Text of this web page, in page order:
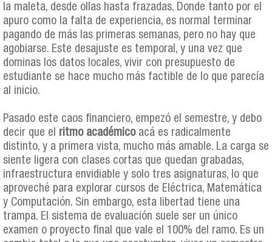
la maleta, desde ollas hasta frazadas. Donde tanto por el
apuro como la falta de experiencia, es normal terminar
pagando de más las primeras semanas, pero no hay que
agobiarse. Este desajuste es temporal, y una vez que
dominas los datos locales, vivir con presupuesto de
estudiante se hace mucho más factible de lo que parecía
al inicio.
Pasado este caos financiero, empezó el semestre, y debo
decir que el ritmo académicoacá es radicalmente
distinto, y a primera vista, mucho más amable. La carga se
siente ligera con clases cortas que quedan grabadas,
infraestructura envidiable y solo tres asignaturas, lo que
aproveché para explorar cursos de Eléctrica, Matemática
y Computación. Sin embargo, esta libertad tiene una
trampa. El sistema de evaluación suele ser un único
examen o proyecto final que vale el 100% del ramo. Es un